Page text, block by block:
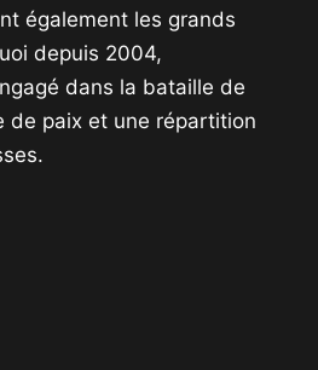
également les grands
depuis 2004,
dans la bataille de
de paix et une répartition